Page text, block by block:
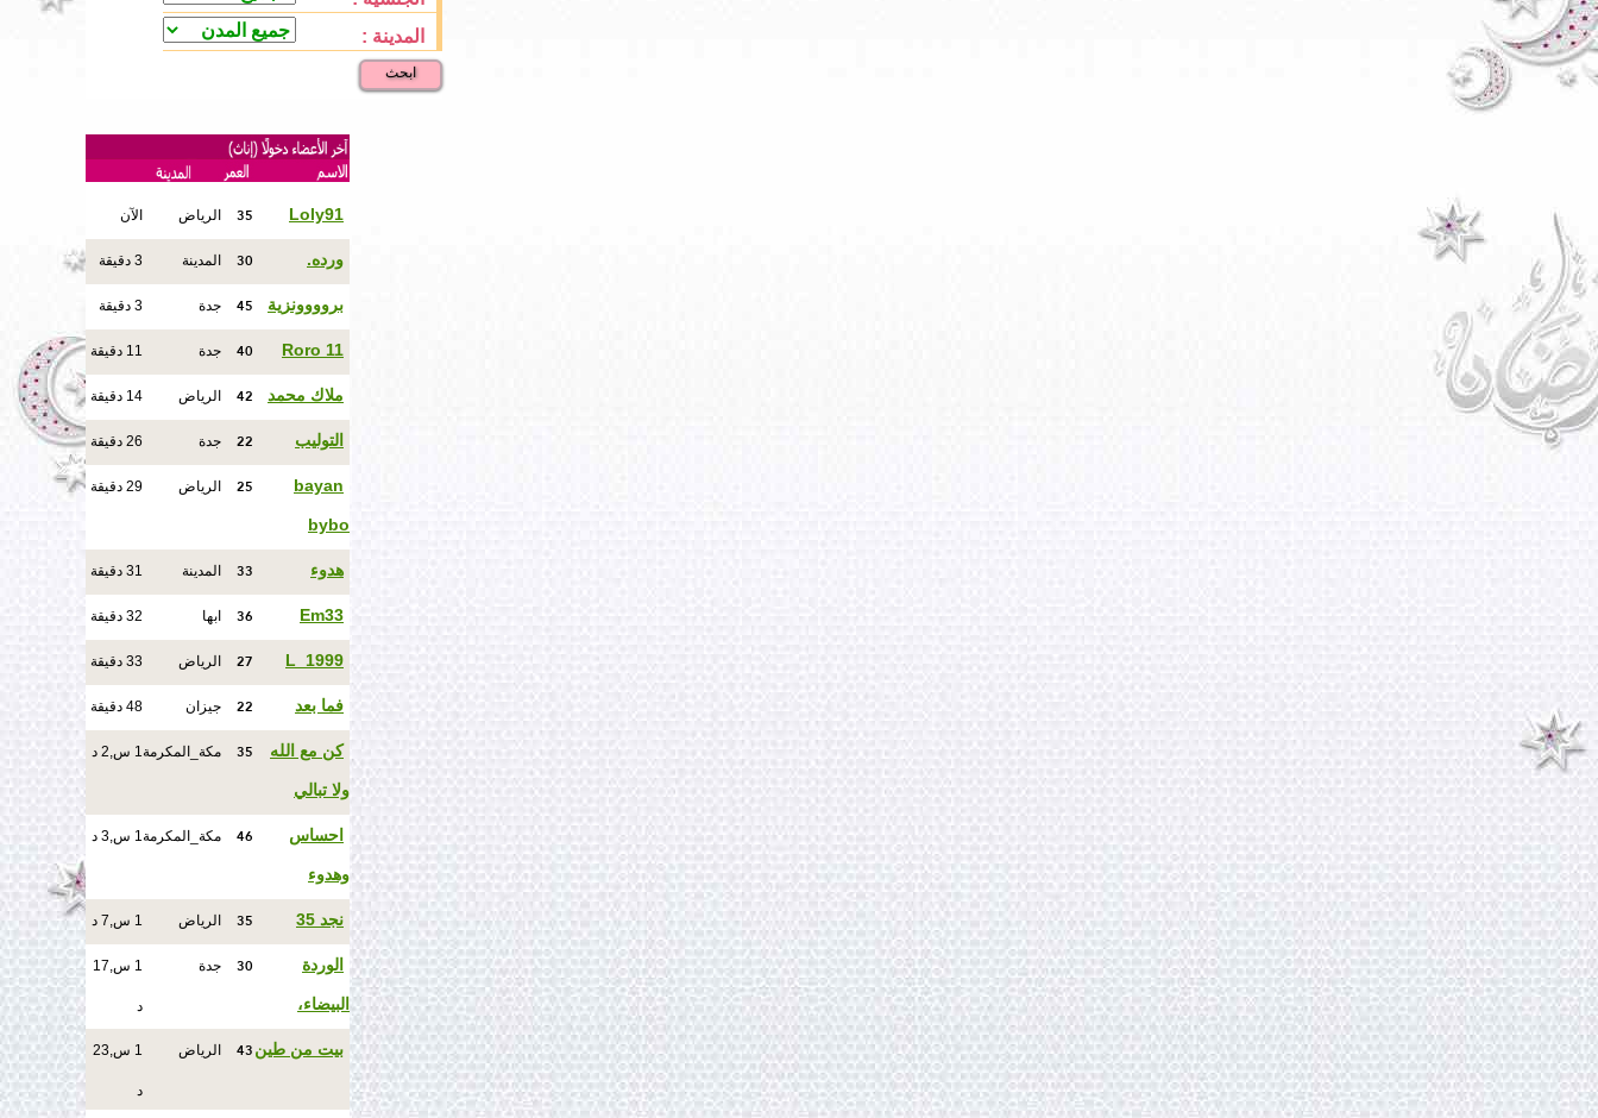
المدينة :
ابحث
Loly91
35 الرياض الآن
ورده. 30 المدينة 3 دقيقة
بروووونزية 45 جدة 3 دقيقة
Roro 11
40 جدة 11 دقيقة
ملاك محمد 42 الرياض 14 دقيقة
التوليب 22 جدة 26 دقيقة
bayan
bybo
25 الرياض 29 دقيقة
هدوء 33 المدينة 31 دقيقة
Em33
36 ابها 32 دقيقة
L_1999
27 الرياض 33 دقيقة
فما بعد 22 جيزان 48 دقيقة
كن مع الله
ولا تبالي
35 مكة_المكرمة1 س,2 د
احساس
وهدوء
46 مكة_المكرمة1 س,3 د
نجد 35 35 الرياض 1 س,7 د
الوردة
البيضاء،
30 جدة 1 س,17
د
بيت من طين43 الرياض 1 س,23
د